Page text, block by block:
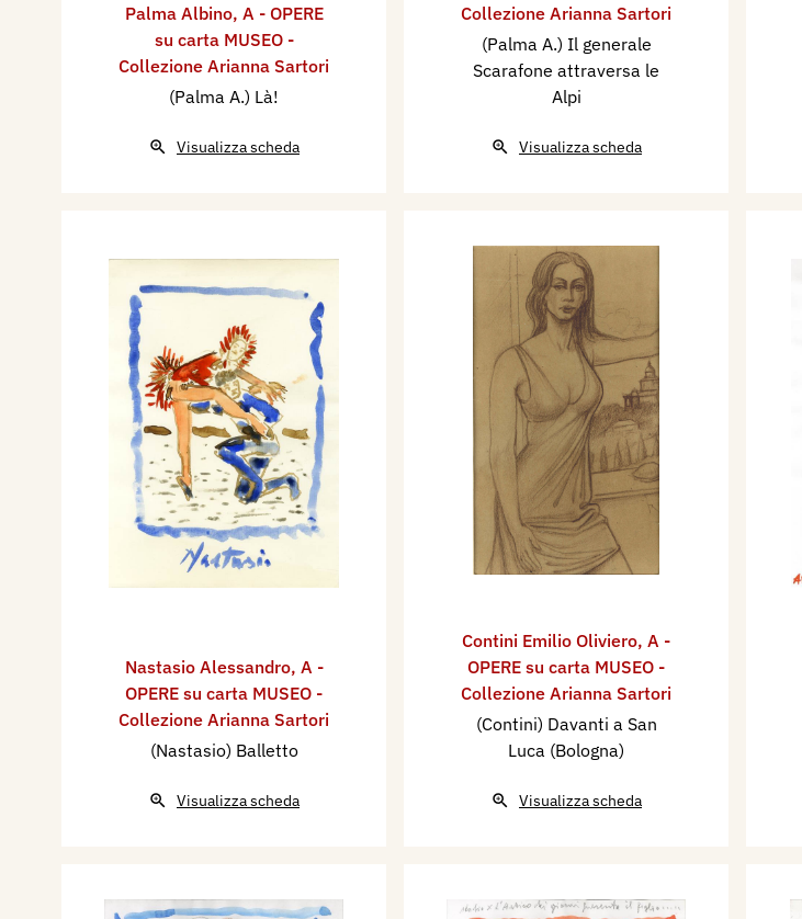
Palma Albino, A - OPERE
su carta MUSEO -
Collezione Arianna Sartori
(Palma A.) Là!
Visualizza scheda
Collezione Arianna Sartori
(Palma A.) Il generale
Scarafone attraversa le
Alpi
Visualizza scheda
Nastasio Alessandro, A -
OPERE su carta MUSEO -
Collezione Arianna Sartori
(Nastasio) Balletto
Visualizza scheda
Contini Emilio Oliviero, A -
OPERE su carta MUSEO -
Collezione Arianna Sartori
(Contini) Davanti a San
Luca (Bologna)
Visualizza scheda